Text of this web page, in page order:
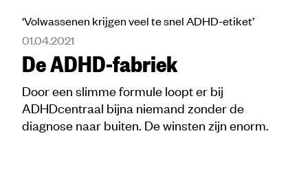
‘Volwassenen krijgen veel te snel ADHD-etiket’
01.04.2021
De ADHD-fabriek
Door een slimme formule loopt er bij
ADHDcentraal bijna niemand zonder de
diagnose naar buiten. De winsten zijn enorm.